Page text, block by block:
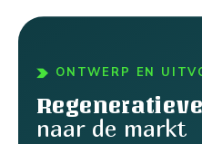
ONTWERP EN
naar de markt